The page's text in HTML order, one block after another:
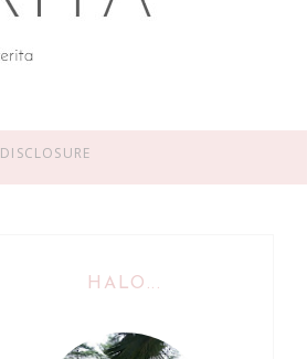
DISCLOSURE
HALO...